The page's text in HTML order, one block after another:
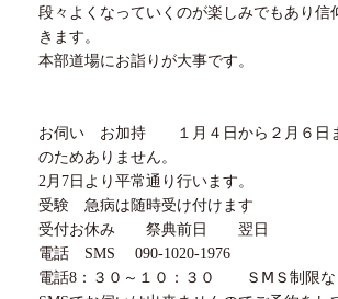
段々よくなっていくのが楽しみでもあり信
きます。
本部道場にお詣りが大事です。
お伺い お加持 １ 月 ４ 日から ２ 月 ６ 日
のためありません。
2月 7日より平常通り行います。
受験 急病は随時受け付けます
受付お休み 祭典前日 翌日
電話 SMS
090-1020-1976
電話8： ３０ ～ １０ ：３０ Ｓ Ⅿ Ｓ制限な